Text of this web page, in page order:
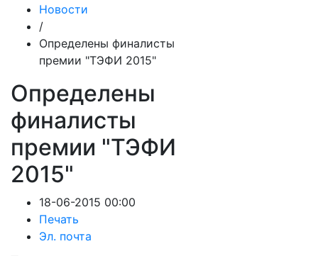
Новости
/
Определены финалисты
премии "ТЭФИ 2015"
Определены
финалисты
премии "ТЭФИ
2015"
18-06-2015 00:00
Печать
Эл. почта